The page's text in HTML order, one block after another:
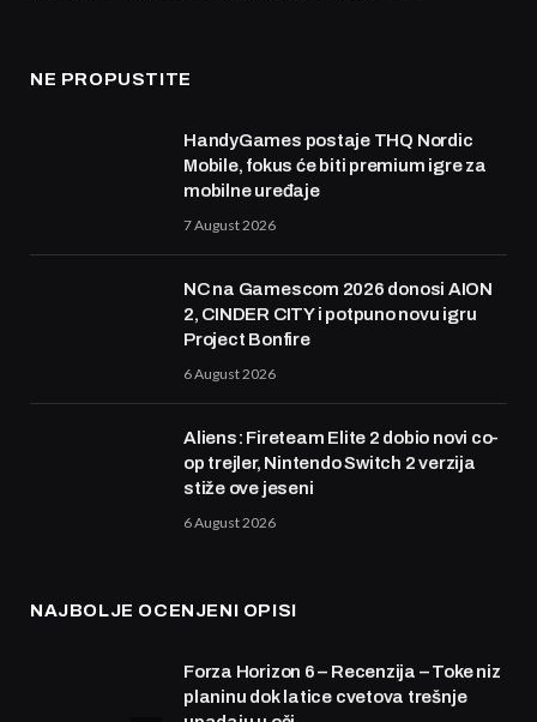
NE PROPUSTITE
HandyGames postaje THQ Nordic
Mobile, fokus će biti premium igre za
mobilne uređaje
7 August 2026
NC na Gamescom 2026 donosi AION
2, CINDER CITY i potpuno novu igru
Project Bonfire
6 August 2026
Aliens: Fireteam Elite 2 dobio novi co-
op trejler, Nintendo Switch 2 verzija
stiže ove jeseni
6 August 2026
NAJBOLJE OCENJENI OPISI
Forza Horizon 6 – Recenzija – Toke niz
planinu dok latice cvetova trešnje